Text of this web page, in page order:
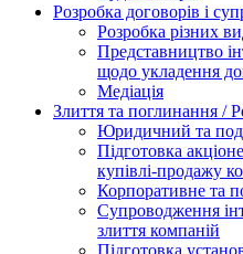
Розробка договорів і
Розробка різних
Представництво
щодо укладення
Медіація
Злиття та поглинання /
Юридичний та
Підготовка
купівлі-продажу
Корпоративне та
Супроводження
злиття компаній